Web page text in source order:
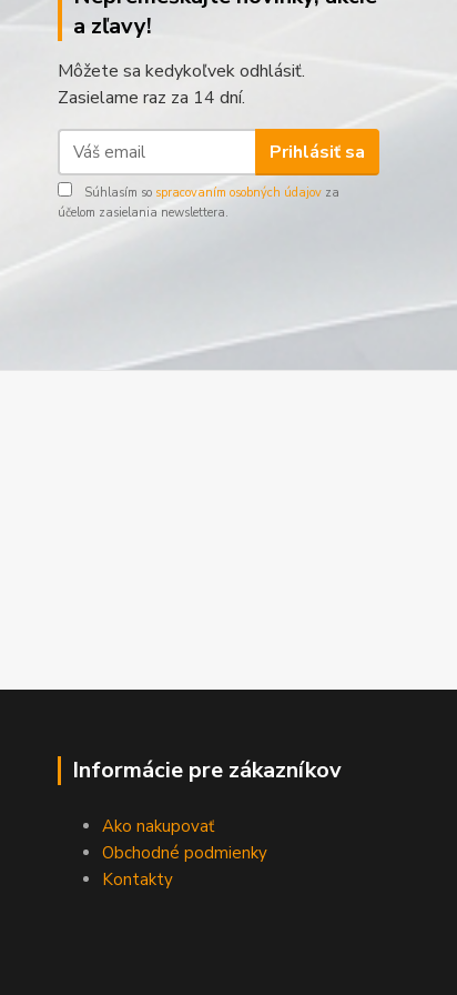
a zľavy!
Môžete sa kedykoľvek odhlásiť.
Zasielame raz za 14 dní.
Prihlásiť sa
Súhlasím so spracovaním osobných údajov za
účelom zasielania newslettera.
Informácie pre zákazníkov
Ako nakupovať
Obchodné podmienky
Kontakty